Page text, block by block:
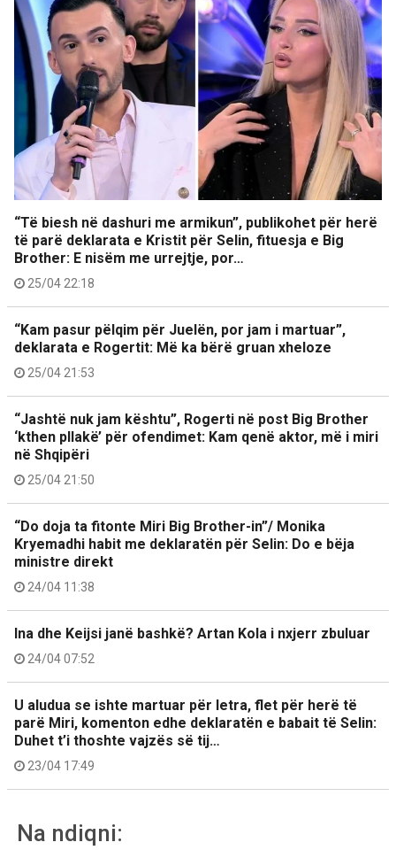
“Të biesh në dashuri me armikun”, publikohet për herë
të parë deklarata e Kristit për Selin, fituesja e Big
Brother: E nisëm me urrejtje, por…
25/04 22:18
“Kam pasur pëlqim për Juelën, por jam i martuar”,
deklarata e Rogertit: Më ka bërë gruan xheloze
25/04 21:53
“Jashtë nuk jam kështu”, Rogerti në post Big Brother
‘kthen pllakë’ për ofendimet: Kam qenë aktor, më i miri
në Shqipëri
25/04 21:50
“Do doja ta fitonte Miri Big Brother-in”/ Monika
Kryemadhi habit me deklaratën për Selin: Do e bëja
ministre direkt
24/04 11:38
Ina dhe Keijsi janë bashkë? Artan Kola i nxjerr zbuluar
24/04 07:52
U aludua se ishte martuar për letra, flet për herë të
parë Miri, komenton edhe deklaratën e babait të Selin:
Duhet t’i thoshte vajzës së tij…
23/04 17:49
Na ndiqni: